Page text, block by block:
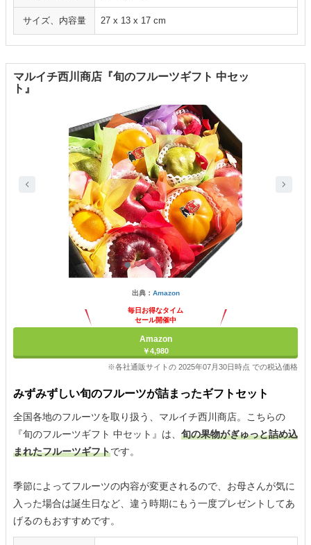
サイズ、内容量 27 x 13 x 17 cm
マルイチ西川商店『旬のフルーツギフト 中セッ
ト』
出典： Amazon
毎日お得なタイム
セール開催中
Amazon
￥4,980
※各社通販サイトの 2025年07月30日時点 での税込価格
みずみずしい旬のフルーツが詰まったギフトセット
全国各地のフルーツを取り扱う、マルイチ西川商店。こちらの
『旬のフルーツギフト 中セット』は、 旬の果物がぎゅっと詰め込
まれたフルーツギフトです。
季節によってフルーツの内容が変更されるので、お母さんが気に
入った場合は誕生日など、違う時期にもう一度プレゼントしてあ
げるのもおすすめです。